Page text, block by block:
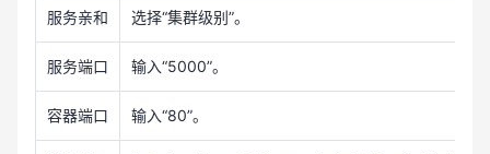
服务亲和 选择“集群级别”。
服务端口 输入“5000”。
容器端口 输入“80”。